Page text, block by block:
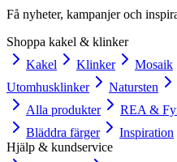
Få nyheter, kampanjer och
Shoppa kakel & klinker
Kakel
Klinker Mosaik
Utomhusklinker
Natursten
Alla produkter
REA &
Bläddra färger
Inspiration
Hjälp & kundservice